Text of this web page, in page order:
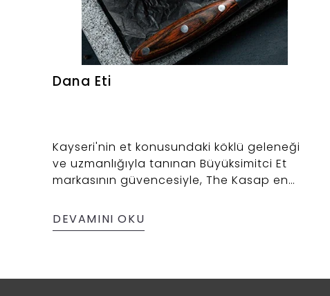
Dana Eti
Kayseri'nin et konusundaki köklü geleneği
ve uzmanlığıyla tanınan Büyüksimitci Et
markasının güvencesiyle, The Kasap en
sofralarınıza ulaştırıyor. Uzun yıllara
dayanan tecrübemizle, özenle seçilmiş
hazırlıyoruz. İster günlük yemeklerinizde,
DEVAMINI OKU